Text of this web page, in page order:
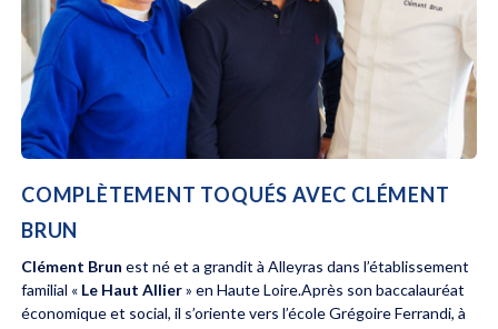
COMPLÈTEMENT TOQUÉS AVEC CLÉMENT
BRUN
Clément Brun est né et a grandit à Alleyras dans l’établissement
familial « Le Haut Allier» en Haute Loire.Après son baccalauréat
économique et social, il s’oriente vers l’école Grégoire Ferrandi, à